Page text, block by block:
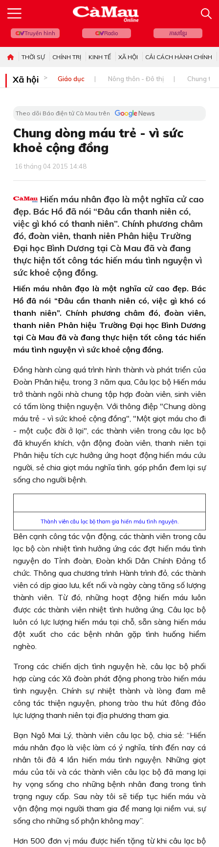
Truyền hình Radio ភាសាខ្មែរ
THỜI SỰ CHÍNH TRỊ KINH TẾ XÃ HỘI CẢI CÁCH HÀNH CHÍNH
Xã hội Giáo dục Nông thôn - Đô thị Chung
Theo dõi Báo điện tử Cà Mau trên
Chung dòng máu trẻ - vì sức
khoẻ cộng đồng
16 tháng 04 2015 14:48
Hiến máu nhân đạo là một nghĩa cử cao
đẹp. Bác Hồ đã nói “Ðâu cần thanh niên có,
việc gì khó có thanh niên”. Chính phương châm
đó, đoàn viên, thanh niên Phân hiệu Trường
Ðại học Bình Dương tại Cà Mau đã và đang
thực hiện tốt công tác hiến máu tình nguyện vì
sức khoẻ cộng đồng.
Hiến máu nhân đạo là một nghĩa cử cao đẹp. Bác
Hồ đã nói “Ðâu cần thanh niên có, việc gì khó có
thanh niên”. Chính phương châm đó, đoàn viên,
thanh niên Phân hiệu Trường Ðại học Bình Dương
tại Cà Mau đã và đang thực hiện tốt công tác hiến
máu tình nguyện vì sức khoẻ cộng đồng.
Ðồng hành cùng quá trình hình thành và phát triển của
Ðoàn Phân hiệu, trong 3 năm qua, Câu lạc bộ Hiến máu
trở thành ngôi nhà chung tập hợp đoàn viên, sinh viên
có tấm lòng thiện nguyện. Với thông điệp "Chung dòng
máu trẻ - vì sức khoẻ cộng đồng", "Một giọt máu cho đi
- một cuộc đời ở lại", các thành viên trong câu lạc bộ
đã khuyến khích, vận động đoàn viên, thanh niên tại
Phân hiệu tích cực hưởng ứng hoạt động hiến máu cứu
người, sẻ chia giọt máu nghĩa tình, góp phần đem lại sự
sống cho người bệnh.
Thành viên câu lạc bộ tham gia hiến máu tình nguyện.
Bên cạnh công tác vận động, các thành viên trong câu
lạc bộ còn nhiệt tình hưởng ứng các đợt hiến máu tình
nguyện do Tỉnh đoàn, Ðoàn khối Dân Chính Ðảng tổ
chức. Thông qua chương trình Hành trình đỏ, các thành
viên có dịp giao lưu, kết nối và ngày càng tăng số lượng
thành viên. Từ đó, những hoạt động hiến máu luôn
được các thành viên nhiệt tình hưởng ứng. Câu lạc bộ
luôn có lực lượng hiến máu tại chỗ, sẵn sàng hiến máu
đột xuất cho các bệnh nhân gặp tình huống hiểm
nghèo.
Trong các chiến dịch tình nguyện hè, câu lạc bộ phối
hợp cùng các Xã đoàn phát động phong trào hiến máu
tình nguyện. Chính sự nhiệt thành và lòng đam mê
công tác thiện nguyện, phong trào thu hút đông đảo
lực lượng thanh niên tại địa phương tham gia.
Bạn Ngô Mai Lý, thành viên câu lạc bộ, chia sẻ: “Hiến
máu nhân đạo là việc làm có ý nghĩa, tính đến nay cá
nhân tôi đã 4 lần hiến máu tình nguyện. Những giọt
máu của tôi và các thành viên câu lạc bộ đã mang lại
hy vọng sống cho những bệnh nhân đang trong tình
trạng nguy cấp. Sau này tôi sẽ tiếp tục hiến máu và
vận động mọi người tham gia để mang lại niềm vui, sự
sống cho những số phận không may”.
Hơn 500 đơn vị máu được hiến tặng từ khi câu lạc bộ